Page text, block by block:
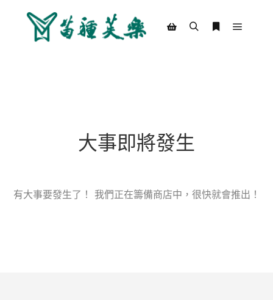
大事即將發生
有大事要發生了！ 我們正在籌備商店中，很快就會推出！